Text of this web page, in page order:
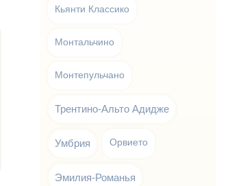
Кьянти Классико
Монтальчино
Монтепульчано
Трентино-Альто Адидже
Умбрия Орвието
Эмилия-Романья